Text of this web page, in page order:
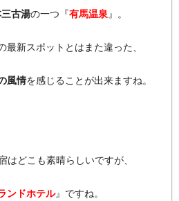
三古湯の一つ『有馬温泉 』。
最新スポットとはまた違った、
風情を感じることが出来ますね。
はどこも素晴らしいですが、
ンドホテル』ですね。